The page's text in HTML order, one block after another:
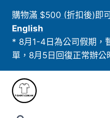
content
購物滿 $500 (折扣後)即
English
* 8月1-4日為公司假期，
單，8月5日回復正常辦公